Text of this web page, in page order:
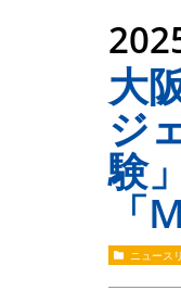
大
ジ
験
ニュース